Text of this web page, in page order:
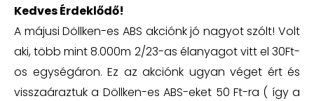
Kedves Érdeklődő!
A májusi Döllken-es ABS akciónk jó nagyot szólt! Volt
aki, több mint 8.000m 2/23-as élanyagot vitt el 30Ft-
os egységáron. Ez az akciónk ugyan véget ért és
visszaáraztuk a Döllken-es ABS-eket 50 Ft-ra ( így a